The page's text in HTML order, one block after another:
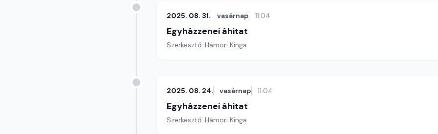
2025. 08. 31. vasárnap 11:04
Egyházzenei áhitat
Szerkesztő: Hámori Kinga
2025. 08. 24. vasárnap 11:04
Egyházzenei áhitat
Szerkesztő: Hámori Kinga